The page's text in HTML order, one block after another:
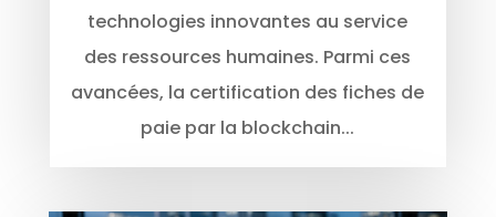
technologies innovantes au service
des ressources humaines. Parmi ces
avancées, la certification des fiches de
paie par la blockchain...